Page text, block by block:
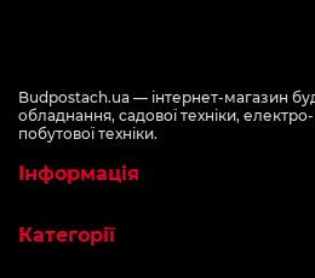
Budpostach.ua — інтернет-магазин
обладнання, садової техніки,
побутової техніки.
Інформація
Категорії